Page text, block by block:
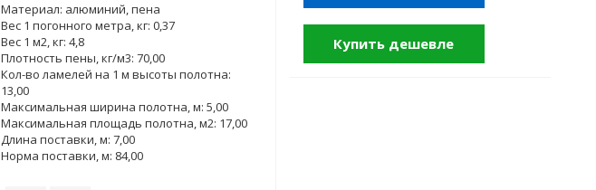
Материал: алюминий, пена
Вес 1 погонного метра, кг: 0,37
Вес 1 м2, кг: 4,8
Плотность пены, кг/м3: 70,00
Кол-во ламелей на 1 м высоты полотна:
13,00
Максимальная ширина полотна, м: 5,00
Максимальная площадь полотна, м2: 17,00
Длина поставки, м: 7,00
Норма поставки, м: 84,00
Купить дешевле